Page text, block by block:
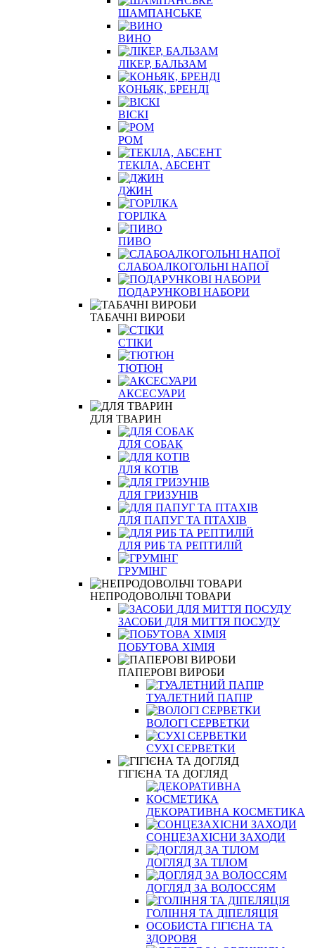
ШАМПАНСЬКЕ
ВИНО
ЛІКЕР, БАЛЬЗАМ
КОНЬЯК, БРЕНДІ
ВІСКІ
РОМ
ТЕКІЛА, АБСЕНТ
ДЖИН
ГОРІЛКА
ПИВО
СЛАБОАЛКОГОЛЬНІ НАПОЇ
ПОДАРУНКОВІ НАБОРИ
ТАБАЧНІ ВИРОБИ
СТІКИ
ТЮТЮН
АКСЕСУАРИ
ДЛЯ ТВАРИН
ДЛЯ СОБАК
ДЛЯ КОТІВ
ДЛЯ ГРИЗУНІВ
ДЛЯ ПАПУГ ТА ПТАХІВ
ДЛЯ РИБ ТА РЕПТИЛІЙ
ГРУМІНГ
НЕПРОДОВОЛЬЧІ ТОВАРИ
ЗАСОБИ ДЛЯ МИТТЯ ПОСУДУ
ПОБУТОВА ХІМІЯ
ПАПЕРОВІ ВИРОБИ
ТУАЛЕТНИЙ ПАПІР
ВОЛОГІ СЕРВЕТКИ
СУХІ СЕРВЕТКИ
ГІГІЄНА ТА ДОГЛЯД
ДЕКОРАТИВНА КОСМЕТИКА
СОНЦЕЗАХІСНИ ЗАХОДИ
ДОГЛЯД ЗА ТІЛОМ
ДОГЛЯД ЗА ВОЛОССЯМ
ГОЛІННЯ ТА ДІПЕЛЯЦІЯ
ОСОБИСТА ГІГІЄНА ТА
ЗДОРОВЯ